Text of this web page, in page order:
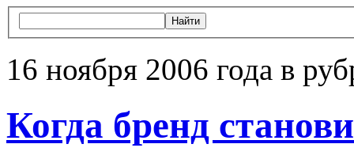
16 ноября 2006 года в
Когда бренд